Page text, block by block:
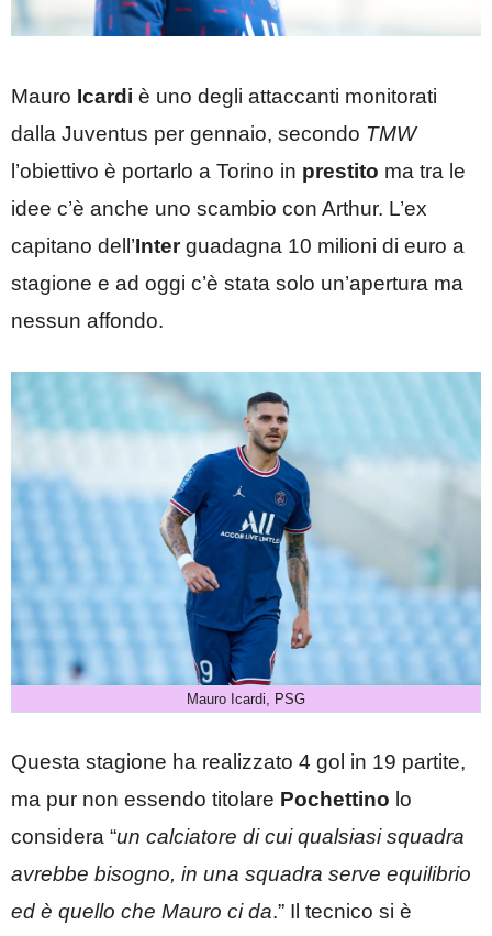
Mauro Icardi è uno degli attaccanti monitorati
dalla Juventus per gennaio, secondo TMW
l’obiettivo è portarlo a Torino in prestito ma tra le
idee c’è anche uno scambio con Arthur. L’ex
capitano dell’Interguadagna 10 milioni di euro a
stagione e ad oggi c’è stata solo un’apertura ma
nessun affondo.
Mauro Icardi, PSG
Questa stagione ha realizzato 4 gol in 19 partite,
ma pur non essendo titolare Pochettino lo
considera “un calciatore di cui qualsiasi squadra
avrebbe bisogno, in una squadra serve equilibrio
ed è quello che Mauro ci da.” Il tecnico si è